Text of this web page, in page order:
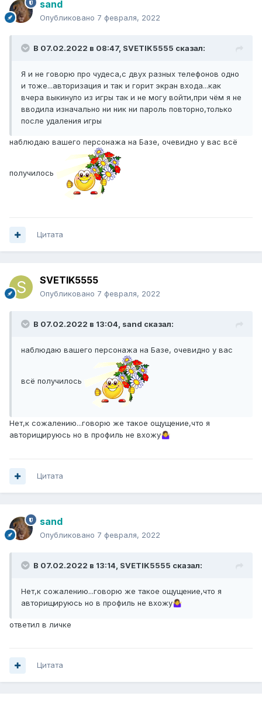
sand
Опубликовано 7 февраля, 2022
В 07.02.2022 в 08:47, SVETIK5555 сказал:
Я и не говорю про чудеса,с двух разных телефонов одно
и тоже...авторизация и так и горит экран входа...как
вчера выкинуло из игры так и не могу войти,при чём я не
вводила изначально ни ник ни пароль повторно,только
после удаления игры
наблюдаю вашего персонажа на Базе, очевидно у вас всё
получилось
Цитата
SVETIK5555
Опубликовано 7 февраля, 2022
В 07.02.2022 в 13:04, sand сказал:
наблюдаю вашего персонажа на Базе, очевидно у вас
всё получилось
Нет,к сожалению...говорю же такое ощущение,что я
авторищируюсь но в профиль не вхожу🤷‍♀️
Цитата
sand
Опубликовано 7 февраля, 2022
В 07.02.2022 в 13:14, SVETIK5555 сказал:
Нет,к сожалению...говорю же такое ощущение,что я
авторищируюсь но в профиль не вхожу🤷‍♀️
ответил в личке
Цитата